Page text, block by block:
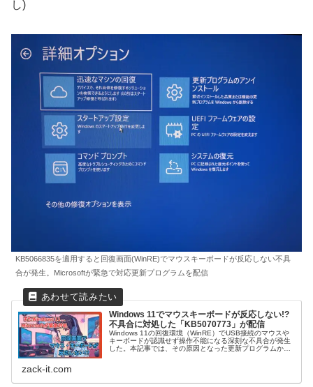
し)
KB5066835を適用すると回復画面(WinRE)でマウスキーボードが反応しない不具
合が発生。Microsoftが緊急で対応更新プログラムを配信
Windows 11でマウスキーボードが反応しない!?
不具合に対処した「KB5070773」が配信
Windows 11の回復環境（WinRE）でUSB接続のマウスや
キーボードが認識せず操作不能になる深刻な不具合が発生
した。本記事では、その原因となった更新プログラムか
zack-it.com